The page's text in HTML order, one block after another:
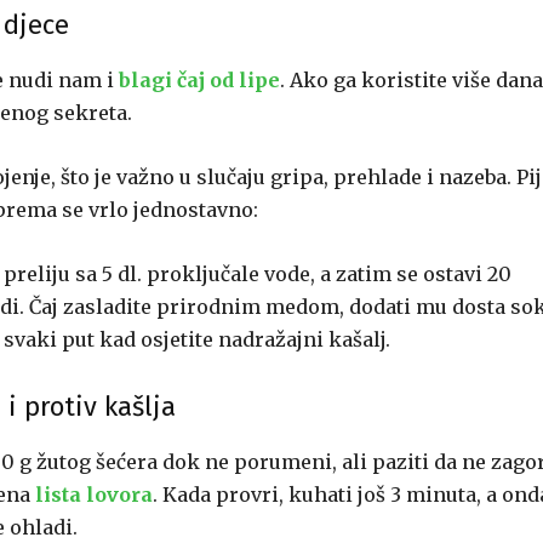
nudi nam i blagi čaj od lipe. Ako ga koristite više
sekreta.
što je važno u slučaju gripa, prehlade i nazeba.
se vrlo jednostavno:
sa 5 dl. proključale vode, a zatim se ostavi 20
Čaj zasladite prirodnim medom, dodati mu dosta
put kad osjetite nadražajni kašalj.
i protiv kašlja
g žutog šećera dok ne porumeni, ali paziti da ne
lista lovora. Kada provri, kuhati još 3 minuta, a
ohladi.